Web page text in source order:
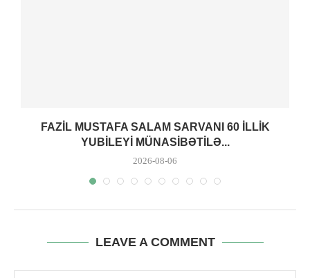
FAZIL MUSTAFA SALAM SARVANI 60 ILLIK
YUBILEYI MÜNASIBƏTILƏ...
2026-08-06
LEAVE A COMMENT